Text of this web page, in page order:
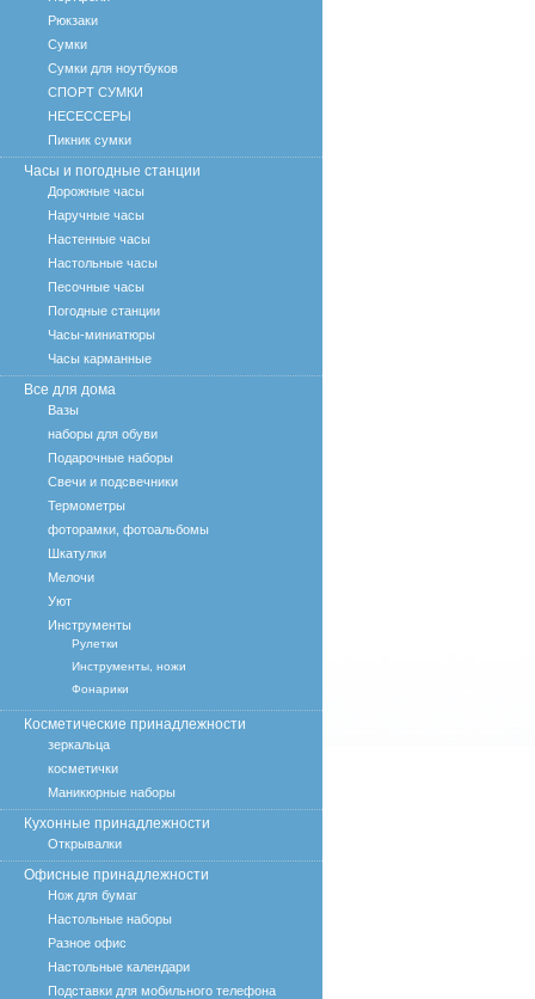
Рюкзаки
Сумки
Сумки для ноутбуков
СПОРТ СУМКИ
НЕСЕССЕРЫ
Пикник сумки
Часы и погодные станции
Дорожные часы
Наручные часы
Настенные часы
Настольные часы
Песочные часы
Погодные станции
Часы-миниатюры
Часы карманные
Все для дома
Вазы
наборы для обуви
Подарочные наборы
Свечи и подсвечники
Термометры
фоторамки, фотоальбомы
Шкатулки
Мелочи
Уют
Инструменты
Рулетки
Инструменты, ножи
Фонарики
Косметические принадлежности
зеркальца
косметички
Маникюрные наборы
Кухонные принадлежности
Открывалки
Офисные принадлежности
Нож для бумаг
Настольные наборы
Разное офис
Настольные календари
Подставки для мобильного телефона